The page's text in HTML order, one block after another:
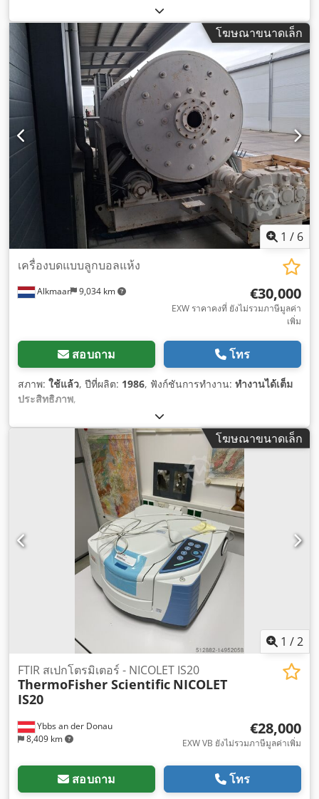
โฆษณาขนาดเล็ก
1 / 6
Alkmaar 9,034 km
เครื่องบดแบบลูกบอลแห้ง
€30,000
EXW ราคาคงที่ ยังไม่รวมภาษีมูลค่า
เพิ่ม
สอบถาม โทร
สภาพ: ใช้แล้ว, ปีที่ผลิต: 1986, ฟังก์ชันการทำงาน: ทำงานได้เต็ม
ประสิทธิภาพ,
โฆษณาขนาดเล็ก
1 /2
Ybbs an der Donau
8,409 km
FTIR สเปกโตรมิเตอร์ - NICOLET IS20
ThermoFisher Scientific NICOLET
IS20
€28,000
EXW VB ยังไม่รวมภาษีมูลค่าเพิ่ม
สอบถาม โทร